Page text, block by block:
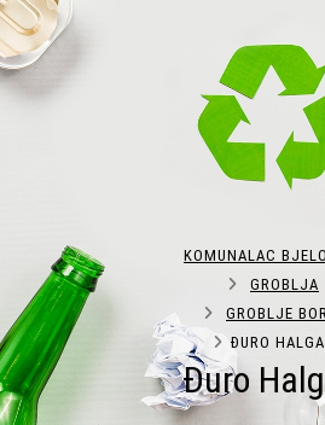
Đuro
KOMUNALAC
GROBLJA
GROBLJE
ĐURO